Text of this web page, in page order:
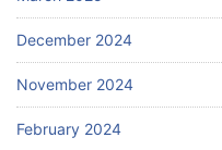
December 2024
November 2024
February 2024